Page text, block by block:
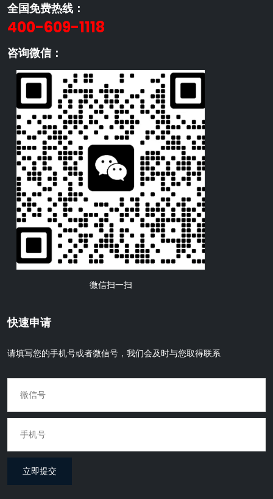
全国免费热线：
400-609-1118
咨询微信：
微信扫一扫
快速申请
请填写您的手机号或者微信号，我们会及时与您取得联系
立即提交